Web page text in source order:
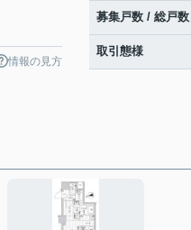
情報の見方
募集戸数 / 総戸数
取引態様